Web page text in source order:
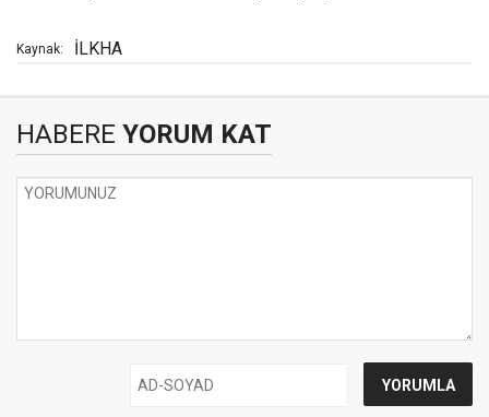
Kaynak: İLKHA
HABERE YORUM KAT